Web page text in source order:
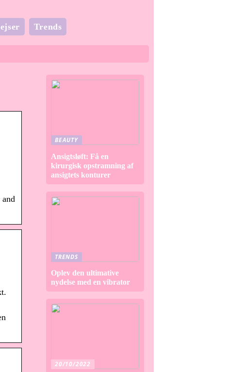
Trends
BEAUTY
Ansigtsløft: Få en
kirurgisk opstramning af
ansigtets konturer
TRENDS
Oplev den ultimative
nydelse med en vibrator
20/10/2022